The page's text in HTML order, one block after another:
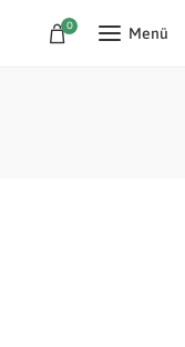
0 Menü